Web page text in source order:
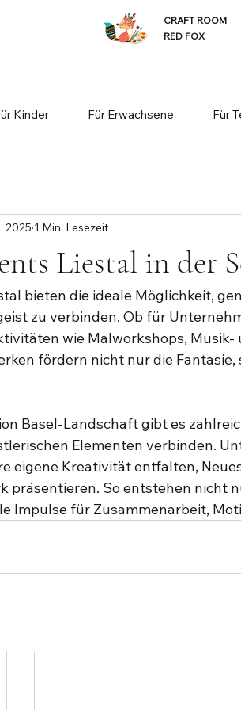
CRAFT ROOM
RED FOX
Kinder Für Erwachsene Für
Liestal in der
2025 1 Min. Lesezeit
bieten die ideale Möglichkeit,
zu verbinden. Ob für
wie Malworkshops,
fördern nicht nur die
Basel-Landschaft gibt es
Elementen verbinden.
eigene Kreativität entfalten,
präsentieren. So entstehen nicht
Impulse für Zusammenarbeit,